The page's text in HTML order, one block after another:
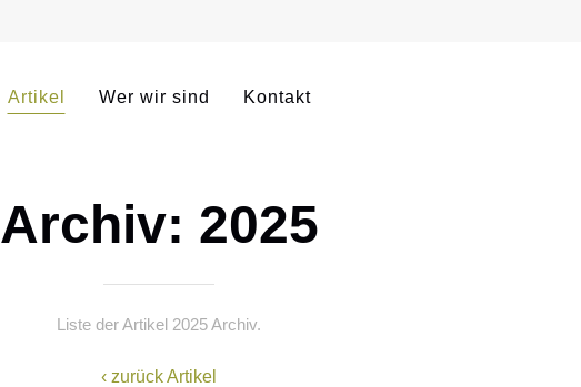
Artikel Wer wir sind Kontakt
Archiv: 2025
Liste der Artikel 2025 Archiv.
‹ zurück Artikel